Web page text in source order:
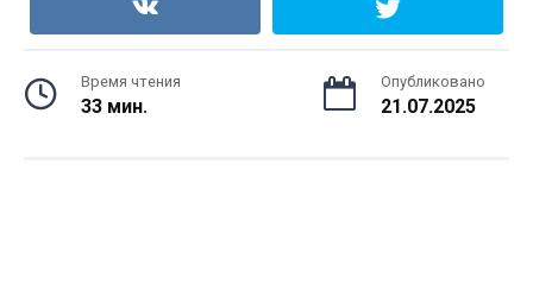
Время чтения
33 мин.
Опубликовано
21.07.2025